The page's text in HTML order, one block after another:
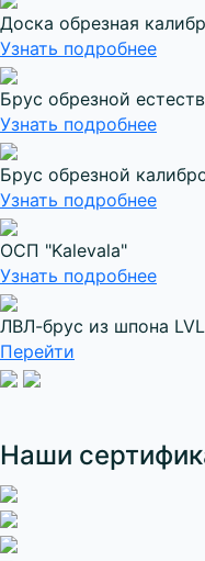
Доска обрезная
Узнать подробнее
Брус обрезной
Узнать подробнее
Брус обрезной
Узнать подробнее
ОСП "Kalevala"
Узнать подробнее
ЛВЛ-брус из шпона
Перейти
Наши